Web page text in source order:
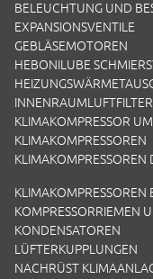
BELEUCHTUNG UND
EXPANSIONSVENTILE
GEBLÄSEMOTOREN
HEBONILUBE
INNENRAUMLUFTFILTER
KLIMAKOMPRESSOR
KLIMAKOMPRESSOREN
KLIMAKOMPRESSOREN
KLIMAKOMPRESSOREN
KOMPRESSORRIEMEN
KONDENSATOREN
LÜFTERKUPPLUNGEN
NACHRÜST